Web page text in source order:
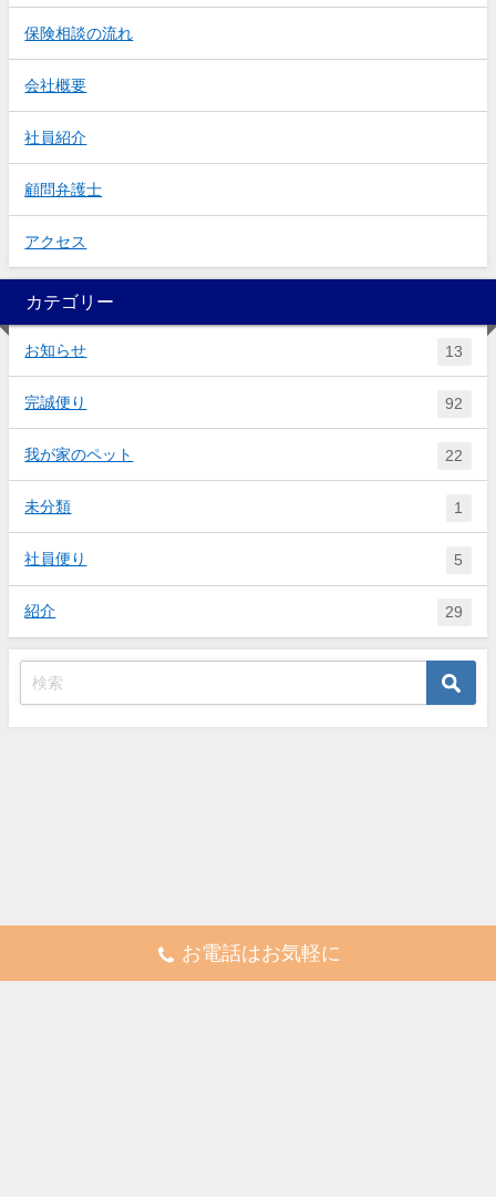
保険相談の流れ
会社概要
社員紹介
顧問弁護士
アクセス
カテゴリー
お知らせ 13
完誠便り 92
我が家のペット 22
未分類 1
社員便り 5
紹介 29
お電話はお気軽に